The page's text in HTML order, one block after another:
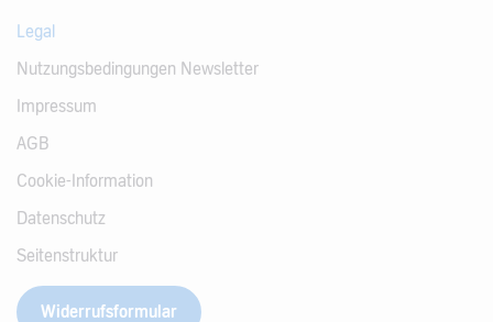
Legal
Nutzungsbedingungen Newsletter
Impressum
AGB
Cookie-Information
Datenschutz
Seitenstruktur
Widerrufsformular